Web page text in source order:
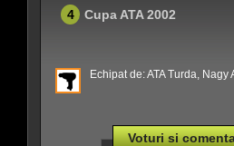
4 Cupa ATA 2002
Echipat de: ATA Turda,
Voturi si